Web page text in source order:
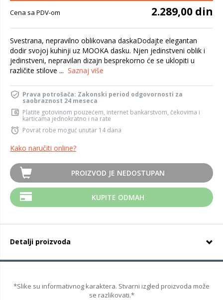
Cena sa PDV-om 2.289,00 din
Svestrana, nepravilno oblikovana daskaDodajte elegantan
dodir svojoj kuhinji uz MOOKA dasku. Njen jedinstveni oblik i
jedinstveni, nepravilan dizajn besprekorno će se uklopiti u
različite stilove ... Saznaj više
Prava potrošača: Zakonski period odgovornosti za
saobraznost 24 meseca
Platite gotovinom pouzećem, internet bankarstvom, čekovima i
karticama jednokratno i na rate
Povrat robe moguć unutar 14 dana
Kako naručiti online?
PROIZVOD JE NEDOSTUPAN
KUPITE ODMAH
Detalji proizvoda
*Slike su informativnog karaktera. Stvarni izgled proizvoda može
se razlikovati.*